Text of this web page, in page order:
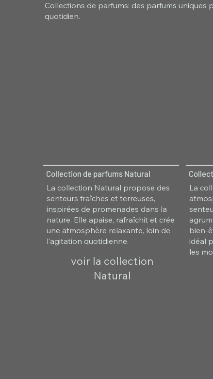
Collections de parfums: des parfums uniques
quotidien.
Collection de parfums Natural
La collection Natural propose des
senteurs fraîches et terreuses,
inspirées de promenades dans la
nature. Elle apaise, rafraîchit et crée
une atmosphère relaxante, loin de
l'agitation quotidienne.
voir la collection
Natural
La
bien-
idéal
les